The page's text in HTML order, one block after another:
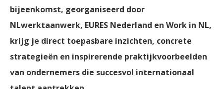
bijeenkomst, georganiseerd door
NLwerktaanwerk, EURES Nederland en Work in NL,
krijg je direct toepasbare inzichten, concrete
strategieën en inspirerende praktijkvoorbeelden
van ondernemers die succesvol internationaal